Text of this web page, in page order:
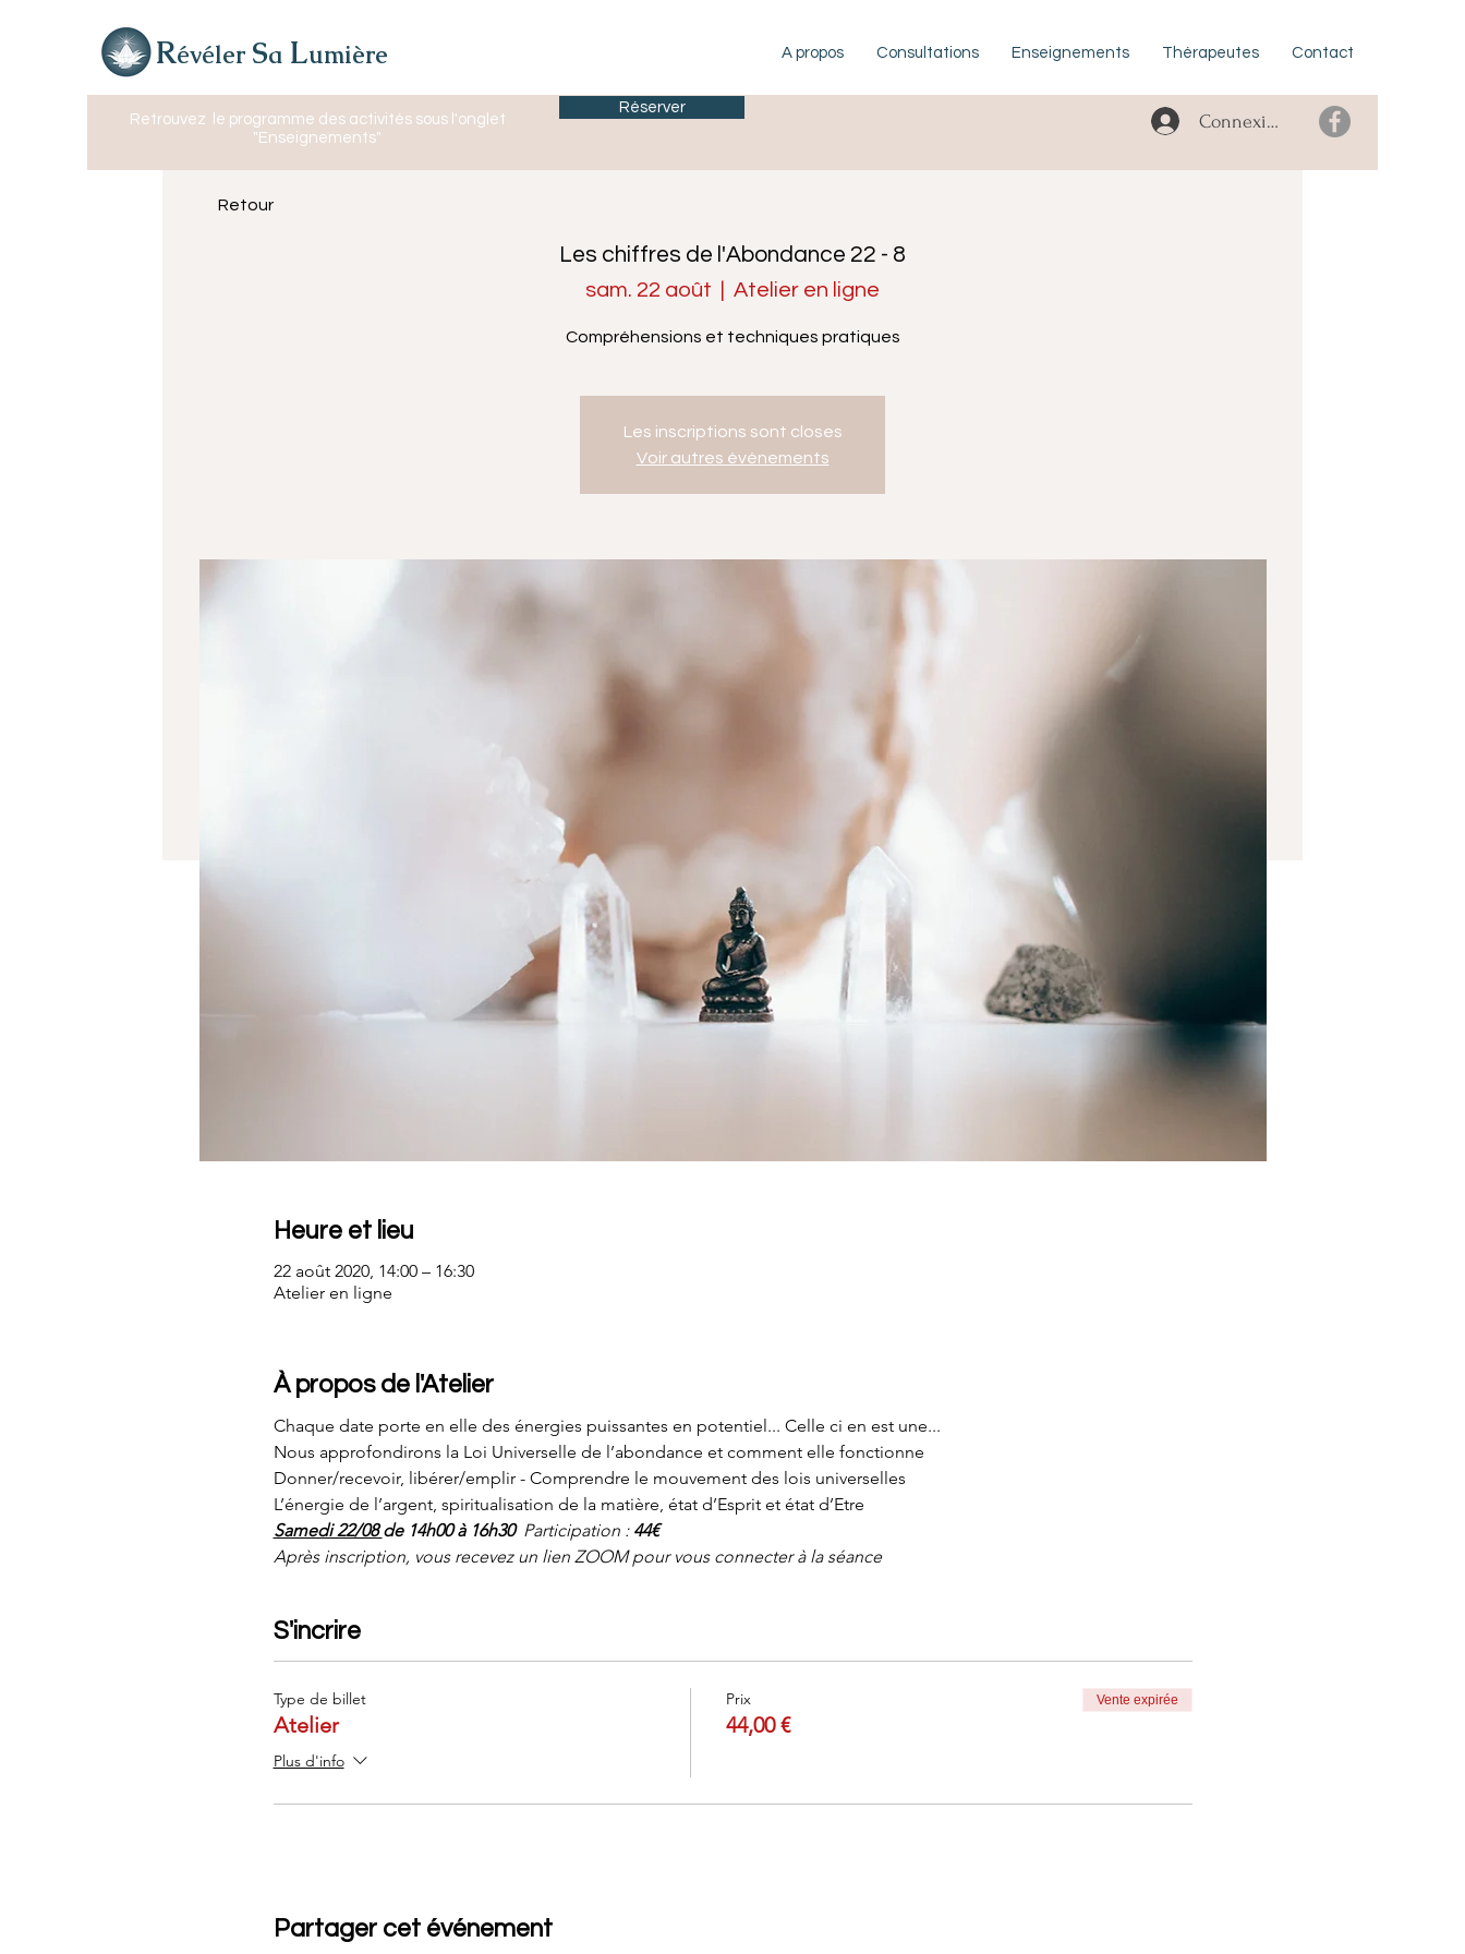
Révéler Sa Lumière A propos Consultations Enseignements Thérapeutes Contact
Retrouvez
le programme des activités sous l'onglet
"Enseignements"
Réserver
Connexion
Les chiffres de l'Abondance 22 - 8
sam. 22 août Atelier en ligne
Compréhensions et techniques pratiques
Les inscriptions sont closes
Voir autres événements
Heure et lieu
22 août 2020, 14:00 – 16:30
Atelier en ligne
À propos de l'Atelier
Chaque date porte en elle des énergies puissantes en potentiel... Celle ci en est une...
Nous approfondirons la Loi Universelle de l’abondance et comment elle fonctionne
Donner/recevoir, libérer/emplir - Comprendre le mouvement des lois universelles
L’énergie de l’argent, spiritualisation de la matière, état d’Esprit et état d’Etre
Samedi 22/08 de 14h00 à 16h30 Participation : 44€
Après inscription, vous recevez un lien ZOOM pour vous connecter à la séance
S'incrire
Type de billet
Atelier
Plus d'info
Prix
44,00 €
Vente expirée
Partager cet événement
Retour